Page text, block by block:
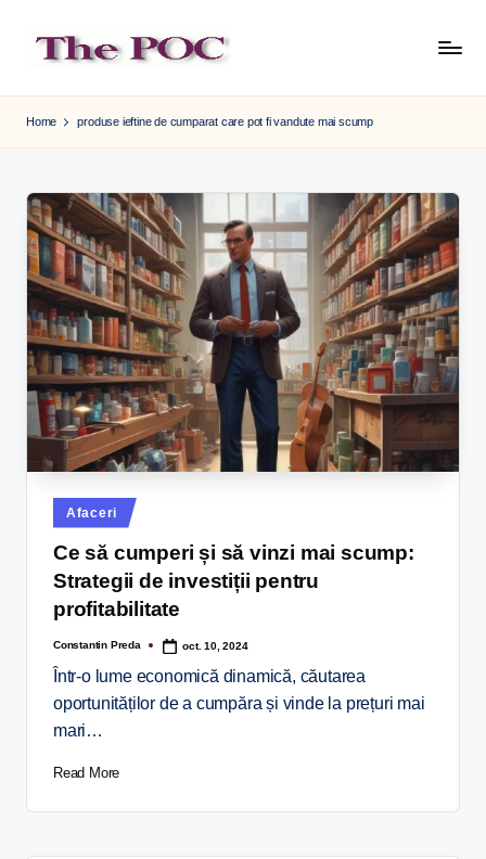
content
Home produse ieftine de cumparat care pot fi vandute mai scump
Afaceri
Ce să cumperi și să vinzi mai scump:
Strategii de investiții pentru
profitabilitate
Constantin Preda oct. 10, 2024
Într-o lume economică dinamică, căutarea
oportunităților de a cumpăra și vinde la prețuri mai
mari…
Read More